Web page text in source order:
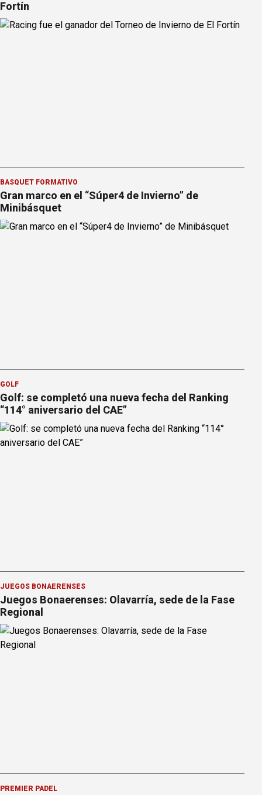
Fortín
BÁSQUET FORMATIVO
Gran marco en el “Súper4 de Invierno” de
Minibásquet
GOLF
Golf: se completó una nueva fecha del Ranking
“114° aniversario del CAE”
JUEGOS BONAERENSES
Juegos Bonaerenses: Olavarría, sede de la Fase
Regional
PREMIER PÁDEL